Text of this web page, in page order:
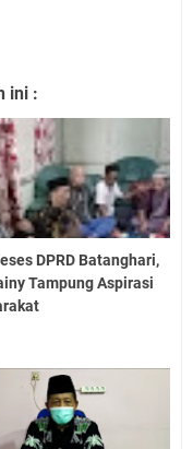
ini :
DPRD Batanghari,
Tampung Aspirasi